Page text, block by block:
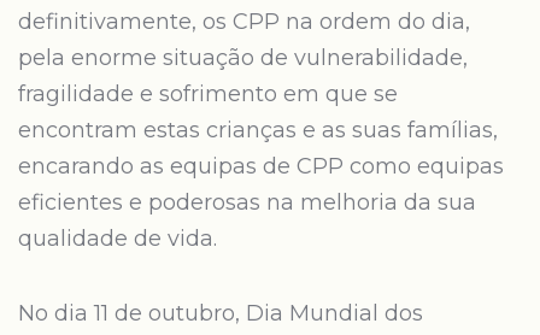
definitivamente, os CPP na ordem do dia,
pela enorme situação de vulnerabilidade,
fragilidade e sofrimento em que se
encontram estas crianças e as suas famílias,
encarando as equipas de CPP como equipas
eficientes e poderosas na melhoria da sua
qualidade de vida.
No dia 11 de outubro, Dia Mundial dos